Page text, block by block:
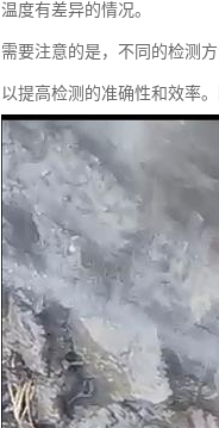
温度有差异的情况。
需要注意的是，不同的检测
以提高检测的准确性和效率